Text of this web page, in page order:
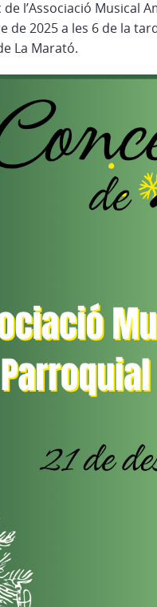
l’Associació Musical
de 2025 a les 6 de la
La Marató.